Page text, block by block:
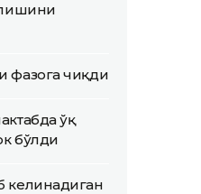
фазога чиқди
ўқ
бўлди
келинадиган